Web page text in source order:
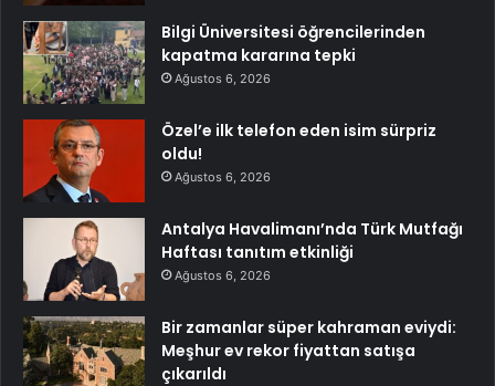
Bilgi Üniversitesi öğrencilerinden
kapatma kararına tepki
Ağustos 6, 2026
Özel’e ilk telefon eden isim sürpriz
oldu!
Ağustos 6, 2026
Antalya Havalimanı’nda Türk Mutfağı
Haftası tanıtım etkinliği
Ağustos 6, 2026
Bir zamanlar süper kahraman eviydi:
Meşhur ev rekor fiyattan satışa
çıkarıldı